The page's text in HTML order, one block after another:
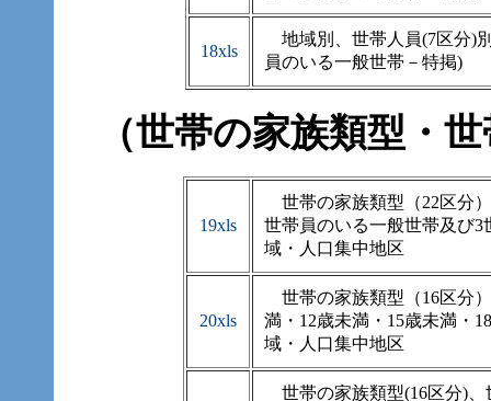
18xls
地域別、世帯人員(7区分)
員のいる一般世帯－特掲)
（世帯の家族類型・
19xls
世帯の家族類型（22区分
世帯員のいる一般世帯及び
域・人口集中地区
20xls
世帯の家族類型（16区分
満・12歳未満・15歳未満・
域・人口集中地区
世帯の家族類型(16区分)、